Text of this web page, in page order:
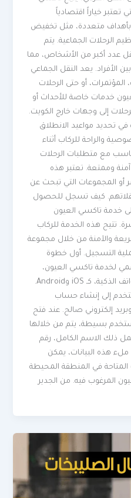
خياراً اقتصادياً
متعددة، مثل تخفيض
الجماعية. يتم
أكبر من الأشخاص، مما
يعد النقل الجماعي
أو حتى الرحلات
خدمات خاصة للأحداث أو
إلى وجهات خارج الكويت.
تحديد مواعيد الانطلاق
والراحة للركاب أثناء
مع متطلبات الرحلات
وممتعة. تعتبر هذه
المجموعات التي تبحث عن
كيف تسجل للحصول
تاكسي العيون
هذه الخدمة للركاب
والآمنة من خلال مجموعة
التسجيل. أول خطوة
لخدمة تاكسي العيون،
المتوفر على أنظمة تشغيل الهواتف الذكية، كـ iOS وAndroid.
إلى إنشاء حساب
إلكتروني صالح. عند فتح
بسيطة، يتم من خلالها
الاسم الكامل، رقم
هذه البيانات، يمكن
في المنطقة المحيطة
المرغوب فيه. من الجدير